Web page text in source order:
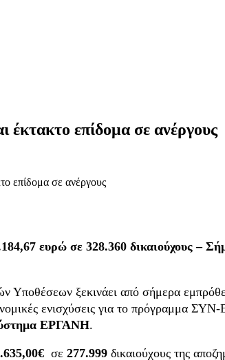
έκτακτο επίδομα σε ανέργους
ευρώ σε 328.360 δικαιούχους –
Υποθέσεων ξεκινάει από σήμερα
ενισχύσεις για το πρόγραμμα
ΕΡΓΑΝΗ.
σε 277.999 δικαιούχους της